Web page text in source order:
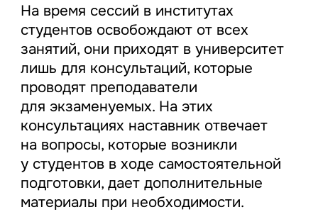
На время сессий в институтах
студентов освобождают от всех
занятий, они приходят в университет
лишь для консультаций, которые
проводят преподаватели
для экзаменуемых. На этих
консультациях наставник отвечает
на вопросы, которые возникли
у студентов в ходе самостоятельной
подготовки, дает дополнительные
материалы при необходимости.